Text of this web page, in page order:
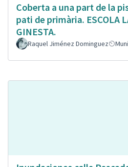
Coberta a una part de la
pati de primària. ESCOLA
GINESTA.
Raquel Jiménez Dominguez